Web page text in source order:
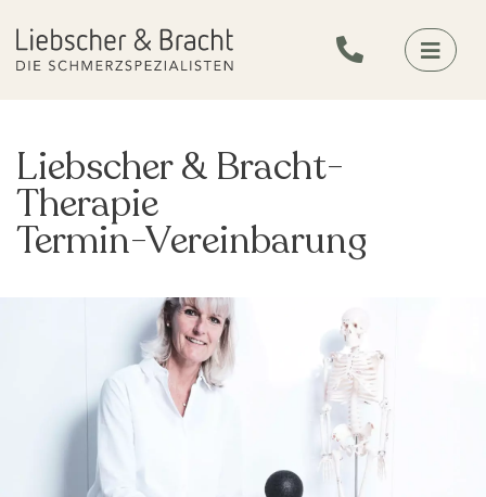
Liebscher & Bracht-
Therapie
Termin-Vereinbarung